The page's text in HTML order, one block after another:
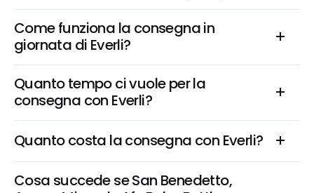
Come funziona la consegna in
giornata di Everli?
Quanto tempo ci vuole per la
consegna con Everli?
Quanto costa la consegna con Everli?
Cosa succede se San Benedetto,